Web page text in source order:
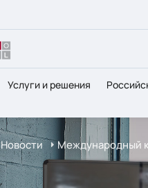
Услуги и решения
Новости Международный